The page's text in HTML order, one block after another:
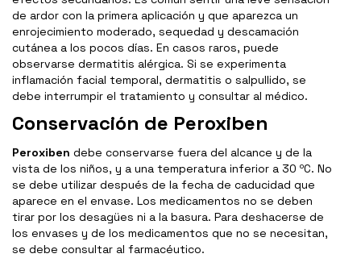
de ardor con la primera aplicación y que aparezca un
enrojecimiento moderado, sequedad y descamación
cutánea a los pocos días. En casos raros, puede
observarse dermatitis alérgica. Si se experimenta
inflamación facial temporal, dermatitis o salpullido, se
debe interrumpir el tratamiento y consultar al médico.
Conservación de Peroxiben
Peroxiben debe conservarse fuera del alcance y de la
vista de los niños, y a una temperatura inferior a 30 ºC. No
se debe utilizar después de la fecha de caducidad que
aparece en el envase. Los medicamentos no se deben
tirar por los desagües ni a la basura. Para deshacerse de
los envases y de los medicamentos que no se necesitan,
se debe consultar al farmacéutico.